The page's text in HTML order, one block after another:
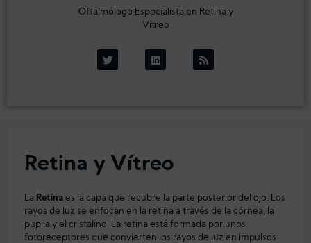
Oftalmólogo Especialista en Retina y
Vítreo
Retina y Vítreo
La Retina es la capa que recubre la parte posterior del ojo. Los
rayos de luz se enfocan en la retina a través de la córnea, la
pupila y el cristalino. La retina está formada por unos
fotoreceptores que convierten los rayos de luz en impulsos